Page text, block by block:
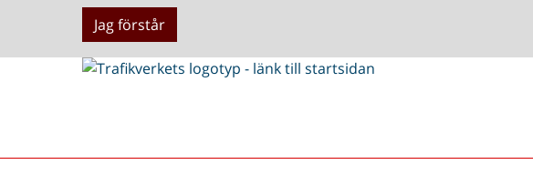
Jag förstår